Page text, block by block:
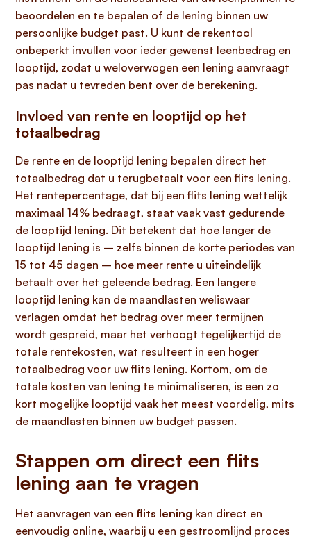
beoordelen en te bepalen of de lening binnen uw
persoonlijke budget past. U kunt de rekentool
onbeperkt invullen voor ieder gewenst leenbedrag en
looptijd, zodat u weloverwogen een lening aanvraagt
pas nadat u tevreden bent over de berekening.
Invloed van rente en looptijd op het
totaalbedrag
De rente en de looptijd lening bepalen direct het
totaalbedrag dat u terugbetaalt voor een flits lening.
Het rentepercentage, dat bij een flits lening wettelijk
maximaal 14% bedraagt, staat vaak vast gedurende
de looptijd lening. Dit betekent dat hoe langer de
looptijd lening is – zelfs binnen de korte periodes van
15 tot 45 dagen – hoe meer rente u uiteindelijk
betaalt over het geleende bedrag. Een langere
looptijd lening kan de maandlasten weliswaar
verlagen omdat het bedrag over meer termijnen
wordt gespreid, maar het verhoogt tegelijkertijd de
totale rentekosten, wat resulteert in een hoger
totaalbedrag voor uw flits lening. Kortom, om de
totale kosten van lening te minimaliseren, is een zo
kort mogelijke looptijd vaak het meest voordelig, mits
de maandlasten binnen uw budget passen.
Stappen om direct een flits
lening aan te vragen
Het aanvragen van een flits lening kan direct en
eenvoudig online, waarbij u een gestroomlijnd proces